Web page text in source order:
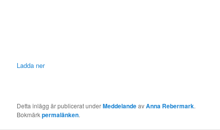
Ladda ner
Detta inlägg är publicerat underMeddelandeavAnna Rebermark.
Bokmärkpermalänken.